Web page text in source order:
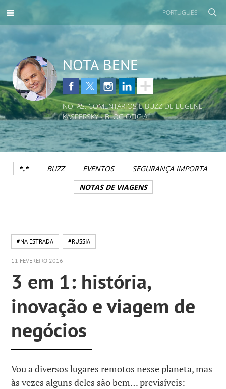
PORTUGUÊS
NOTA BENE
NOTAS, COMENTÁRIOS E BUZZ DE EUGENE
KASPERSKY - BLOG OFICIAL
*.* BUZZ EVENTOS
SEGURANÇA IMPORTA
NOTAS DE VIAGENS
#NA ESTRADA #RUSSIA
11 FEVEREIRO 2016
3 em 1: história,
inovação e viagem de
negócios
Vou a diversos lugares remotos nesse planeta, mas
às vezes alguns deles são bem… previsíveis: